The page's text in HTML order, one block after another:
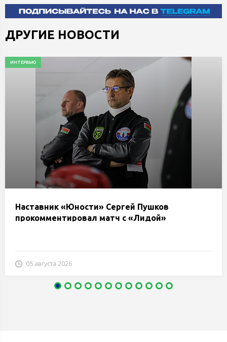
ДРУГИЕ НОВОСТИ
ИНТЕРВЬЮ
Наставник «Юности» Сергей Пушков
прокомментировал матч с «Лидой»
05 августа 2026